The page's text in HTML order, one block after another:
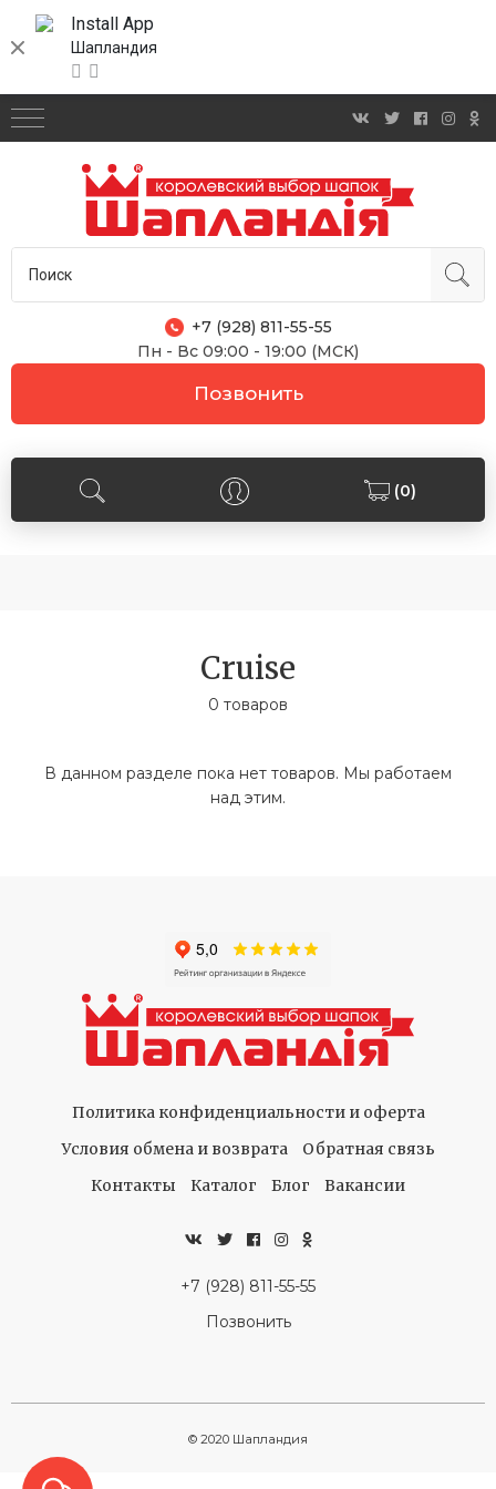
Install App
Шапландия
+7 (928) 811-55-55
Пн - Вс 09:00 - 19:00 (МСК)
Позвонить
(0)
Cruise
0 товаров
В данном разделе пока нет товаров. Мы работаем
над этим.
Политика конфиденциальности и оферта
Условия обмена и возврата
Обратная связь
Контакты
Каталог Блог Вакансии
+7 (928) 811-55-55
Позвонить
© 2020 Шапландия